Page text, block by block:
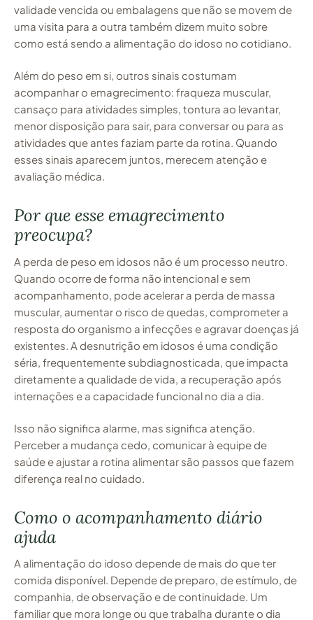
validade vencida ou embalagens que não se movem de
uma visita para a outra também dizem muito sobre
como está sendo a alimentação do idoso no cotidiano.
Além do peso em si, outros sinais costumam
acompanhar o emagrecimento: fraqueza muscular,
cansaço para atividades simples, tontura ao levantar,
menor disposição para sair, para conversar ou para as
atividades que antes faziam parte da rotina. Quando
esses sinais aparecem juntos, merecem atenção e
avaliação médica.
Por que esse emagrecimento
preocupa?
A perda de peso em idosos não é um processo neutro.
Quando ocorre de forma não intencional e sem
acompanhamento, pode acelerar a perda de massa
muscular, aumentar o risco de quedas, comprometer a
resposta do organismo a infecções e agravar doenças já
existentes. A desnutrição em idosos é uma condição
séria, frequentemente subdiagnosticada, que impacta
diretamente a qualidade de vida, a recuperação após
internações e a capacidade funcional no dia a dia.
Isso não significa alarme, mas significa atenção.
Perceber a mudança cedo, comunicar à equipe de
saúde e ajustar a rotina alimentar são passos que fazem
diferença real no cuidado.
Como o acompanhamento diário
ajuda
A alimentação do idoso depende de mais do que ter
comida disponível. Depende de preparo, de estímulo, de
companhia, de observação e de continuidade. Um
familiar que mora longe ou que trabalha durante o dia